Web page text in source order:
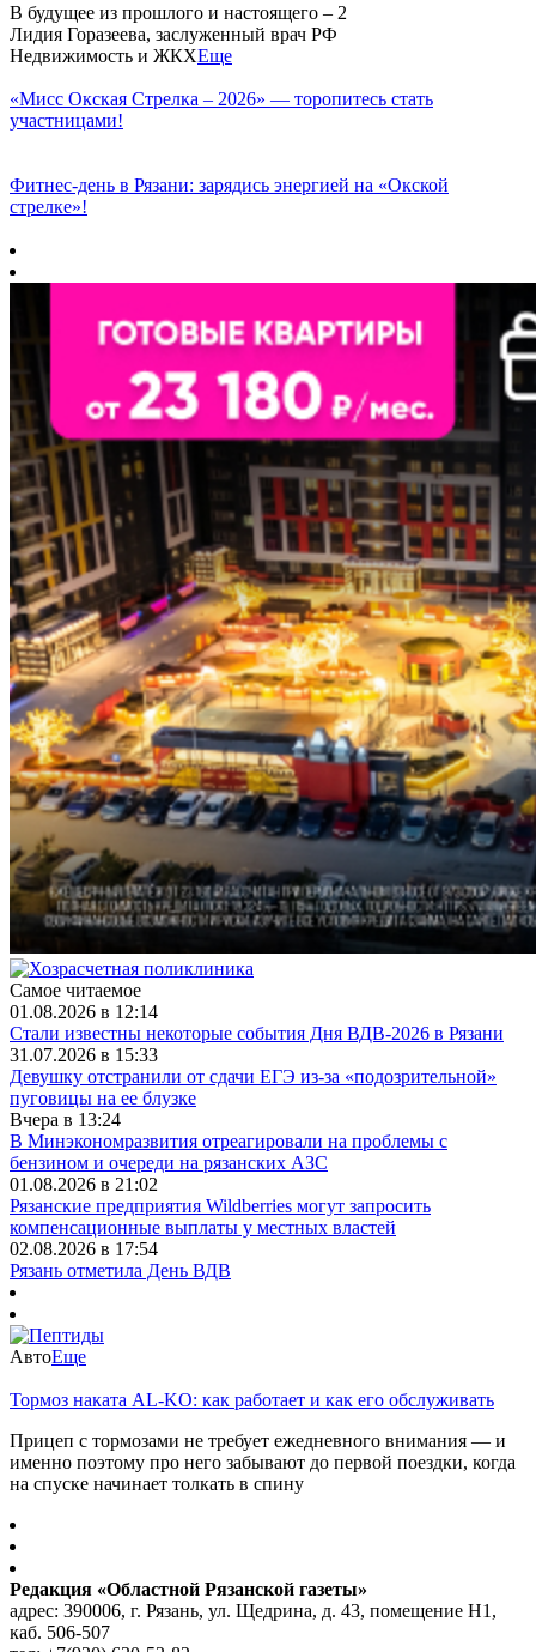
В будущее из прошлого и настоящего – 2
Лидия Горазеева, заслуженный врач РФ
Недвижимость и ЖКХЕще
«Мисс Окская Стрелка – 2026» — торопитесь стать
участницами!
Фитнес‑день в Рязани: зарядись энергией на «Окской
стрелке»!
Самое читаемое
01.08.2026 в 12:14
Стали известны некоторые события Дня ВДВ-2026 в Рязани
31.07.2026 в 15:33
Девушку отстранили от сдачи ЕГЭ из-за «подозрительной»
пуговицы на ее блузке
Вчера в 13:24
В Минэкономразвития отреагировали на проблемы с
бензином и очереди на рязанских АЗС
01.08.2026 в 21:02
Рязанские предприятия Wildberries могут запросить
компенсационные выплаты у местных властей
02.08.2026 в 17:54
Рязань отметила День ВДВ
АвтоЕще
Тормоз наката AL-KO: как работает и как его обслуживать
Прицеп с тормозами не требует ежедневного внимания — и
именно поэтому про него забывают до первой поездки, когда
на спуске начинает толкать в спину
Редакция «Областной Рязанской газеты»
адрес: 390006, г. Рязань, ул. Щедрина, д. 43, помещение Н1,
каб. 506-507